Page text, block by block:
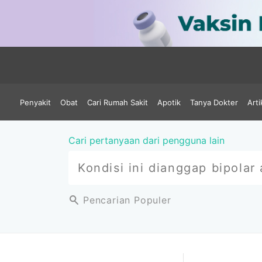
Penyakit Obat Cari Rumah Sakit Apotik Tanya Dokter
Cari pertanyaan dari pengguna lain
Pencarian Populer